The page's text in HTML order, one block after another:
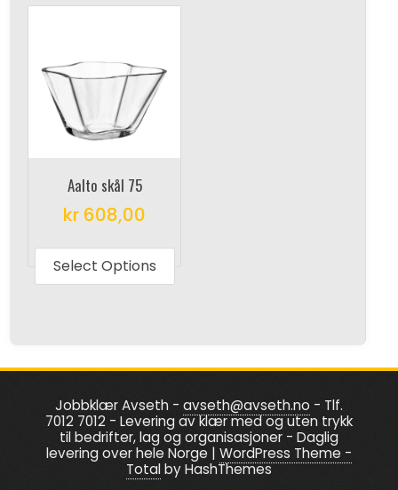
variants.
Aalto skål 75
kr 608,00
Select Options
has
may
be
chosen
on
Jobbklær Avseth - avseth@avseth.no - Tlf.
7012 7012 - Levering av klær med og uten trykk
til bedrifter, lag og organisasjoner - Daglig
levering over hele Norge | WordPress Theme -
Totalby HashThemes